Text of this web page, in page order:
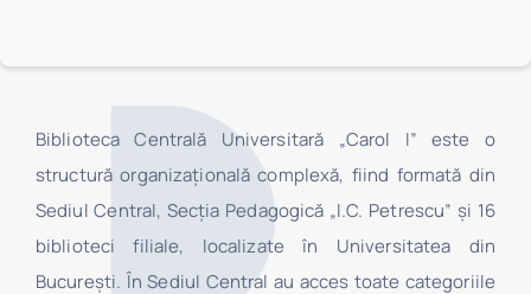
Biblioteca Centrală Universitară „Carol I” este o
structură organizaţională complexă, fiind formată din
Sediul Central, Secţia Pedagogică „I.C. Petrescu” şi 16
biblioteci filiale, localizate în Universitatea din
Bucureşti. În Sediul Central au acces toate categoriile